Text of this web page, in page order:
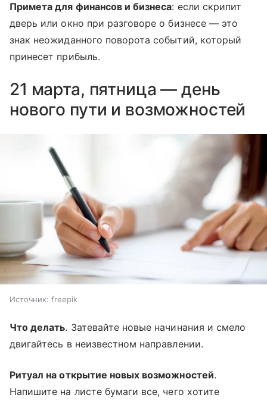
Примета для финансов и бизнеса: если скрипит
дверь или окно при разговоре о бизнесе — это
знак неожиданного поворота событий, который
принесет прибыль.
21 марта, пятница — день
нового пути и возможностей
Источник: freepik
Что делать. Затевайте новые начинания и смело
двигайтесь в неизвестном направлении.
Ритуал на открытие новых возможностей.
Напишите на листе бумаги все, чего хотите